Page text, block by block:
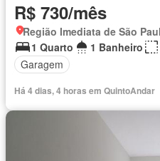
R$ 730/mês
1 Quarto
1 Banheiro
Garagem
Há 4 dias, 4 horas em QuintoAndar